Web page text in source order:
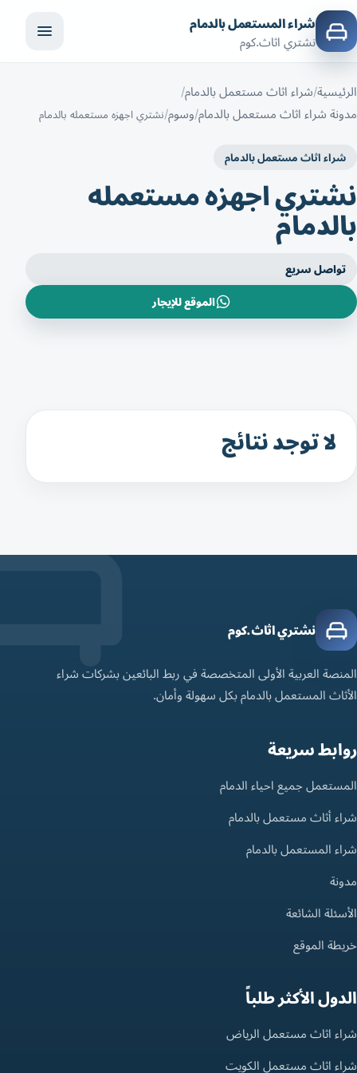
شراء المستعمل بالدمام
نشتري اثاث.كوم
الرئيسية شراء اثاث مستعمل بالدمام
مدونة شراء اثاث مستعمل بالدمام وسوم نشتري اجهزه مستعمله بالدمام
شراء اثاث مستعمل بالدمام
نشتري اجهزه مستعمله
بالدمام
تواصل سريع
الموقع للإيجار
لا توجد نتائج
نشتري اثاث.كوم
المنصة العربية الأولى المتخصصة في ربط البائعين بشركات شراء
الأثاث المستعمل بالدمام بكل سهولة وأمان.
روابط سريعة
المستعمل جميع احياء الدمام
شراء أثاث مستعمل بالدمام
شراء المستعمل بالدمام
مدونة
الأسئلة الشائعة
خريطة الموقع
الدول الأكثر طلباً
شراء اثاث مستعمل الرياض
شراء اثاث مستعمل الكويت